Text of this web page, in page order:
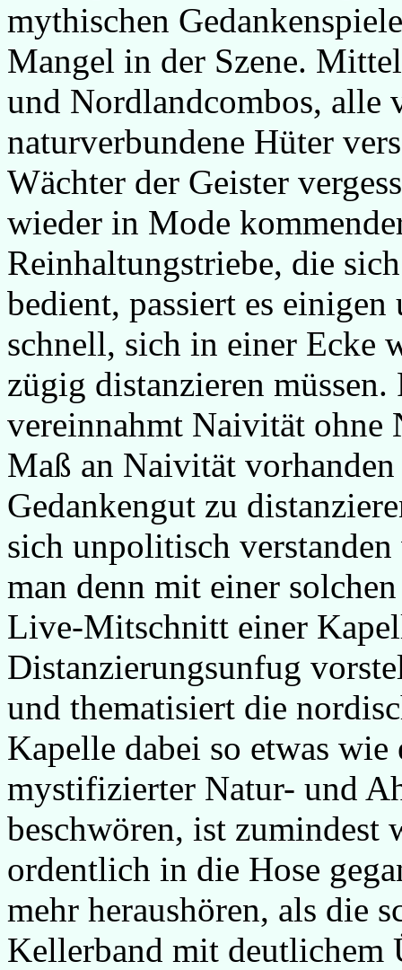
mythischen
Mangel in der Szene.
und Nordlandcombos, alle
naturverbundene Hüter
Wächter der Geister
wieder in Mode
Reinhaltungstriebe, die
bedient, passiert es
schnell, sich in einer Ecke
zügig distanzieren müssen.
vereinnahmt Naivität ohne
Maß an Naivität
Gedankengut zu
sich unpolitisch
man denn mit einer
Live-Mitschnitt einer
Distanzierungsunfug
und thematisiert die
Kapelle dabei so etwas
mystifizierter Natur- und
beschwören, ist zumindest
ordentlich in die Hose
mehr heraushören, als die
Kellerband mit